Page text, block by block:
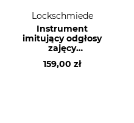
Lockschmiede
Instrument
imitujący odgłosy
zajęcy
Lockschmiede
159,00 zł